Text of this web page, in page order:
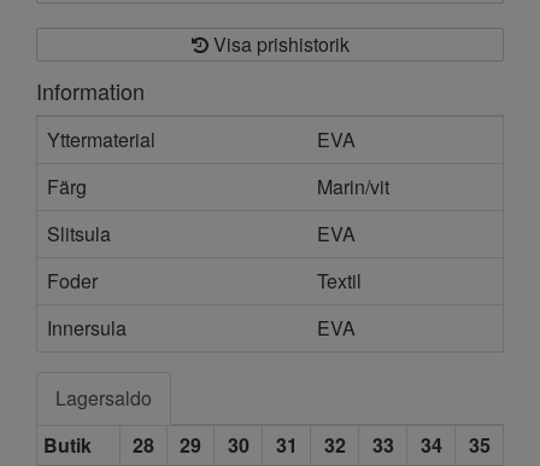
Visa prishistorik
Information
Yttermaterial
EVA
Färg
Marin/vit
Slitsula
EVA
Foder
Textil
Innersula
EVA
Lagersaldo
Butik
28 29 30 31 32 33 34
35